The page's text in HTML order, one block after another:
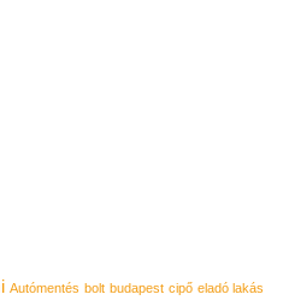
Autómentés bolt budapest cipő eladó lakás